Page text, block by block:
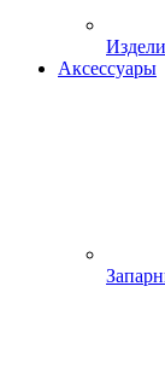
Аксессуары